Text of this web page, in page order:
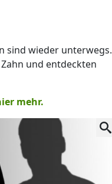
sind wieder unterwegs.
und entdeckten
mehr.